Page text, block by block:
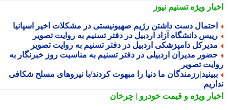
ویژهتسنیم نیوز
دست داشتن رژیم صهیونیستی در مشکلات اخیر اسپانیا
دانشگاه آزاد اردبیل در دفتر تسنیم به روایت تصویر
دامپزشکی اردبیل در دفتر تسنیم به روایت تصویر
مدیران اردبیلی در دفتر تسنیم به مناسبت روز خبرنگار به
تصویر
ما دنیا را مبهوت کردند/با نیروهای مسلح شکافی
ویژهو قیمت خودرو | چرخان